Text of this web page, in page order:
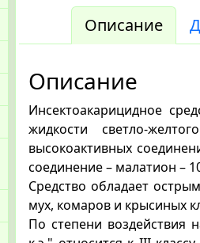
Описание
Описание
Инсектоакарицидное
жидкости светло-
высокоактивных
соединение – малатион –
Средство обладает
мух, комаров и крысиных
По степени воздействия